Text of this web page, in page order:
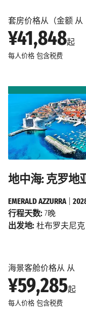
套房价格从（金额 从
¥41,848起
每人价格 包含税费
地中海: 克罗地
海景客舱价格从 从
¥59,285起
每人价格 包含税费
EMERALD AZZURRA|
行程天数: 7晚
出发地: 杜布罗夫尼克